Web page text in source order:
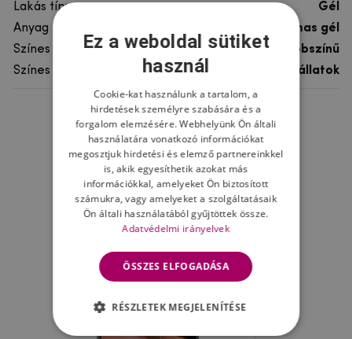
Lakás típusa
Gél
Anyag
rugalmas gél
Színes
többszínű
Színes motívum
Egyéb állatok
Ne felejtsd el
Ez a weboldal sütiket
használ
Cookie-kat használunk a tartalom, a
hirdetések személyre szabására és a
forgalom elemzésére. Webhelyünk Ön általi
használatára vonatkozó információkat
megosztjuk hirdetési és elemző partnereinkkel
is, akik egyesíthetik azokat más
információkkal, amelyeket Ön biztosított
számukra, vagy amelyeket a szolgáltatásaik
Ön általi használatából gyűjtöttek össze.
Adatvédelmi irányelvek
ÖSSZES ELFOGADÁSA
RÉSZLETEK MEGJELENÍTÉSE